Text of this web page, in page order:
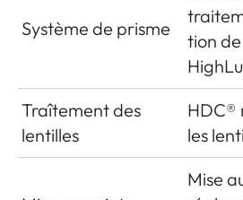
Système de prisme
tion
Traîtement des
lentilles
HDC®
les
Mise